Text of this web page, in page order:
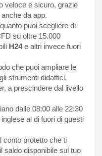
veloce e sicuro, grazie
da app.
puoi scegliere di
su oltre 15.000
H24e altri invece fuori
che puoi ampliare le
strumenti didattici,
a prescindere dal livello
dalle 08:00 alle 22:30
al di fuori di questi
conto protetto che ti
saldo disponibile sul tuo